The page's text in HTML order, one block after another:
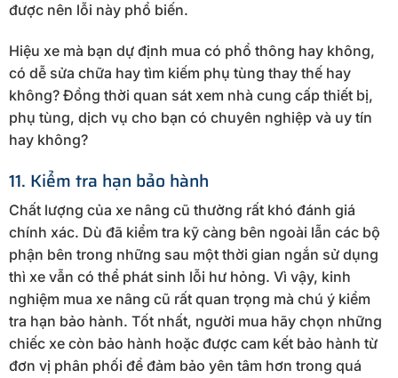
được nên lỗi này phổ biến.
Hiệu xe mà bạn dự định mua có phổ thông hay không,
có dễ sửa chữa hay tìm kiếm phụ tùng thay thế hay
không? Đồng thời quan sát xem nhà cung cấp thiết bị,
phụ tùng, dịch vụ cho bạn có chuyên nghiệp và uy tín
hay không?
11. Kiểm tra hạn bảo hành
Chất lượng của xe nâng cũ thường rất khó đánh giá
chính xác. Dù đã kiểm tra kỹ càng bên ngoài lẫn các bộ
phận bên trong những sau một thời gian ngắn sử dụng
thì xe vẫn có thể phát sinh lỗi hư hỏng. Vì vậy, kinh
nghiệm mua xe nâng cũ rất quan trọng mà chú ý kiểm
tra hạn bảo hành. Tốt nhất, người mua hãy chọn những
chiếc xe còn bảo hành hoặc được cam kết bảo hành từ
đơn vị phân phối để đảm bảo yên tâm hơn trong quá